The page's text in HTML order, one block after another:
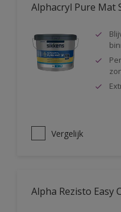
Alphacryl Pure Mat
Vergelijk
Alpha Rezisto Easy